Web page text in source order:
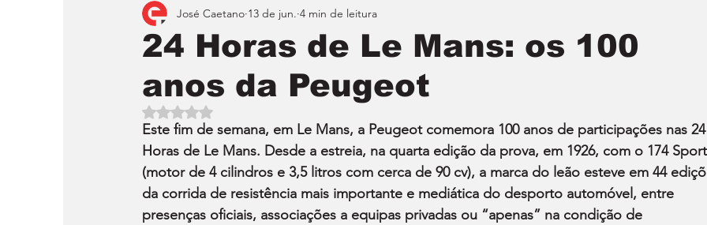
24 Horas de Le Mans: os 100
anos da Peugeot
José Caetano 13 de jun. 4 min de leitura
Avaliado com NaN de 5 estrelas.
Este fim de semana, em Le Mans, a Peugeot comemora 100 anos de participações nas
Horas de Le Mans. Desde a estreia, na quarta edição da prova, em 1926, com o 174
(motor de 4 cilindros e 3,5 litros com cerca de 90 cv), a marca do leão esteve em 44
da corrida de resistência mais importante e mediática do desporto automóvel, entre
presenças oficiais, associações a equipas privadas ou “apenas” na condição de